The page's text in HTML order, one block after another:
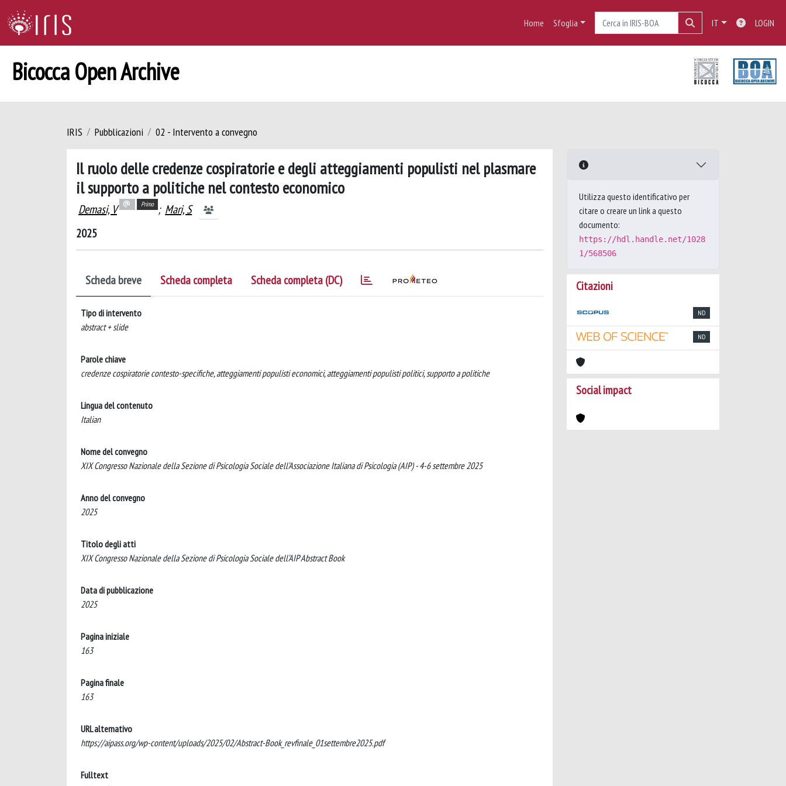
Home Sfoglia IT LOGIN
Bicocca Open Archive
IRIS Pubblicazioni 02 - Intervento a convegno
Il ruolo delle credenze cospiratorie e degli atteggiamenti populisti nel plasmare
il supporto a politiche nel contesto economico
Demasi, V Primo ; Mari, S
2025
Scheda breve Scheda completa Scheda completa (DC)
Tipo di intervento
abstract + slide
Parole chiave
credenze cospiratorie contesto-specifiche, atteggiamenti populisti economici, atteggiamenti populisti politici, supporto a politiche
Lingua del contenuto
Italian
Nome del convegno
XIX Congresso Nazionale della Sezione di Psicologia Sociale dell’Associazione Italiana di Psicologia (AIP) - 4-6 settembre 2025
Anno del convegno
2025
Titolo degli atti
XIX Congresso Nazionale della Sezione di Psicologia Sociale dell’AIP Abstract Book
Data di pubblicazione
2025
Pagina iniziale
163
Pagina finale
163
URL alternativo
https://aipass.org/wp-content/uploads/2025/02/Abstract-Book_revfinale_01settembre2025.pdf
Fulltext
Utilizza questo identificativo per
citare o creare un link a questo
documento:
https://hdl.handle.net/1028
1/568506
Citazioni
ND
ND
Social impact